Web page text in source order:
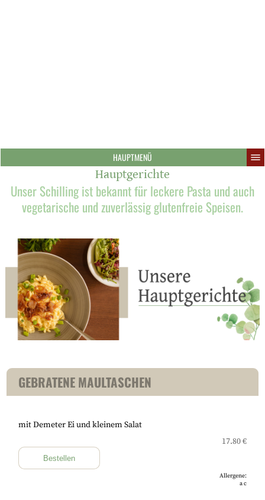
HAUPTMENÜ
Hauptgerichte
Unser Schilling ist bekannt für leckere Pasta und auch
vegetarische und zuverlässig glutenfreie Speisen.
GEBRATENE MAULTASCHEN
mit Demeter Ei und kleinem Salat
17.80 €
Bestellen
Allergene:
ac